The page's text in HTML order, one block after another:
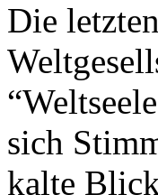
Die
sich
kalte